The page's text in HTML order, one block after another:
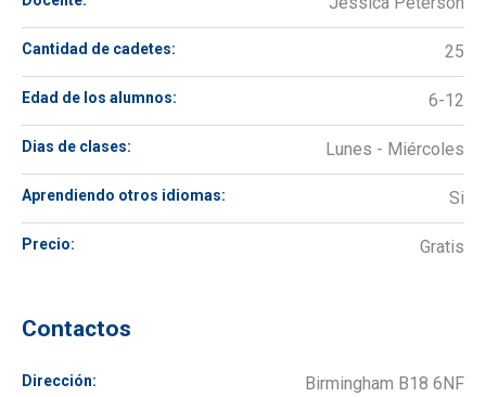
Cantidad de cadetes: 25
Edad de los alumnos: 6-12
Dias de clases: Lunes - Miércoles
Aprendiendo otros idiomas: Si
Precio: Gratis
Contactos
Dirección: Birmingham B18 6NF